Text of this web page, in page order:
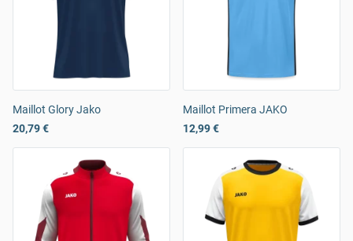
Maillot Glory Jako
20,79 €
Maillot Primera JAKO
12,99 €